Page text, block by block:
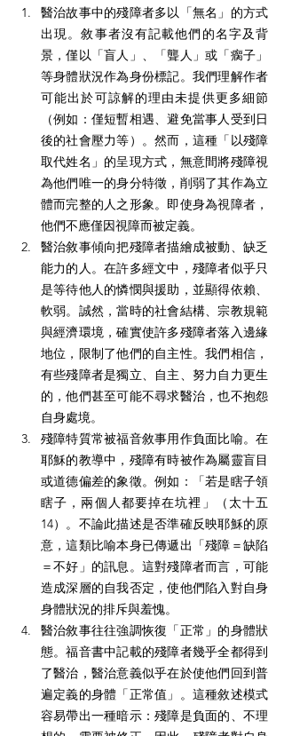
醫治故事中的殘障者多以「無名」的方式
出現。敘事者沒有記載他們的名字及背
景，僅以「盲人」、「聾人」或「瘸子」
等身體狀況作為身份標記。我們理解作者
可能出於可諒解的理由未提供更多細節
（例如：僅短暫相遇、避免當事人受到日
後的社會壓力等）。然而，這種「以殘障
取代姓名」的呈現方式，無意間將殘障視
為他們唯一的身分特徵，削弱了其作為立
體而完整的人之形象。即使身為視障者，
他們不應僅因視障而被定義。
醫治敘事傾向把殘障者描繪成被動、缺乏
能力的人。在許多經文中，殘障者似乎只
是等待他人的憐憫與援助，並顯得依賴、
軟弱。誠然，當時的社會結構、宗教規範
與經濟環境，確實使許多殘障者落入邊緣
地位，限制了他們的自主性。我們相信，
有些殘障者是獨立、自主、努力自力更生
的，他們甚至可能不尋求醫治，也不抱怨
自身處境。
殘障特質常被福音敘事用作負面比喻。在
耶穌的教導中，殘障有時被作為屬靈盲目
或道德偏差的象徵。例如：「若是瞎子領
瞎子，兩個人都要掉在坑裡」（太十五
14）。不論此描述是否準確反映耶穌的原
意，這類比喻本身已傳遞出「殘障＝缺陷
＝不好」的訊息。這對殘障者而言，可能
造成深層的自我否定，使他們陷入對自身
身體狀況的排斥與羞愧。
醫治敘事往往強調恢復「正常」的身體狀
態。福音書中記載的殘障者幾乎全都得到
了醫治，醫治意義似乎在於使他們回到普
遍定義的身體「正常值」。這種敘述模式
容易帶出一種暗示：殘障是負面的、不理